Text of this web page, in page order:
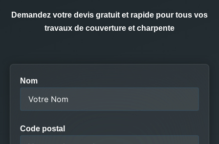
Demandez votre devis gratuit et rapide pour tous vos
travaux de couverture et charpente
Nom
Code postal